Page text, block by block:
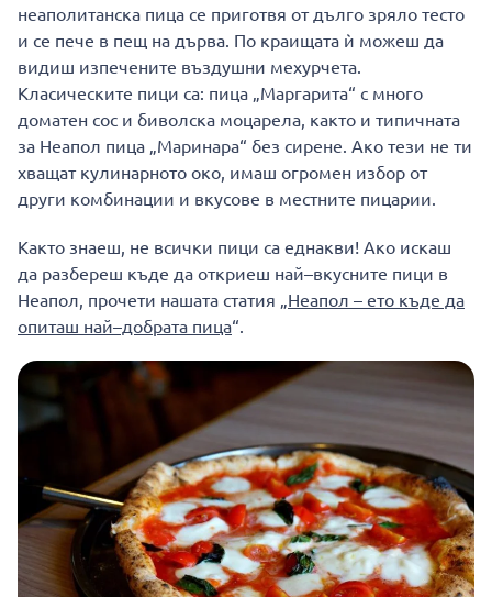
неаполитанска пица се приготвя от дълго зряло тесто
и се пече в пещ на дърва. По краищата ѝ можеш да
видиш изпечените въздушни мехурчета.
Класическите пици са: пица „Маргарита“ с много
доматен сос и биволска моцарела, както и типичната
за Неапол пица „Маринара“ без сирене. Ако тези не ти
хващат кулинарното око, имаш огромен избор от
други комбинации и вкусове в местните пицарии.
Както знаеш, не всички пици са еднакви! Ако искаш
да разбереш къде да откриеш най–вкусните пици в
Неапол, прочети нашата статия „ Неапол – ето къде да
опиташ най–добрата пица“.